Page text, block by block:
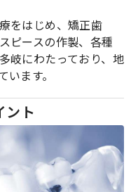
をはじめ、矯正歯
ピースの作製、各種
岐にわたっており、地
ます。
ント